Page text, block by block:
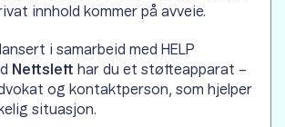
innhold kommer på avveie.
i samarbeid med HELP
Nettslett har du et støtteapparat –
og kontaktperson, som hjelper
situasjon.